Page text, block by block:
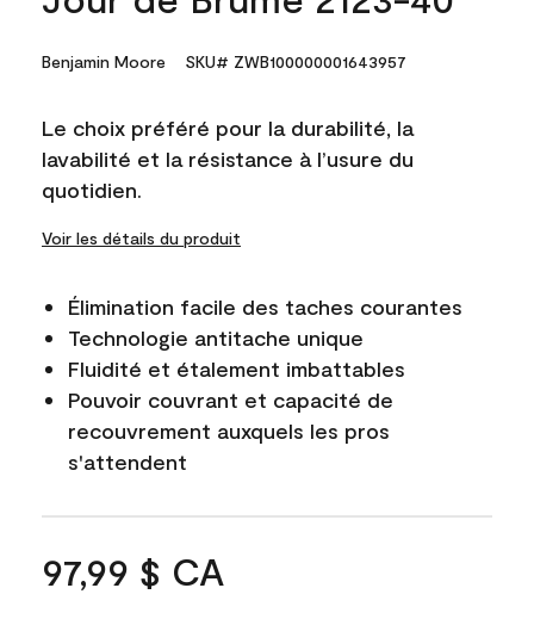
Benjamin Moore SKU# ZWB100000001643957
Le choix préféré pour la durabilité, la
lavabilité et la résistance à l’usure du
quotidien.
Voir les détails du produit
Élimination facile des taches courantes
Technologie antitache unique
Fluidité et étalement imbattables
Pouvoir couvrant et capacité de
recouvrement auxquels les pros
s'attendent
97,99 $ CA